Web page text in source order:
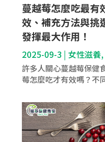
蔓越莓怎麼吃最有
效、補充方法與挑
發揮最大作用！
2025-09-3 | 女性滋養,
許多人關心蔓越莓保健
莓怎麼吃才有效嗎？不